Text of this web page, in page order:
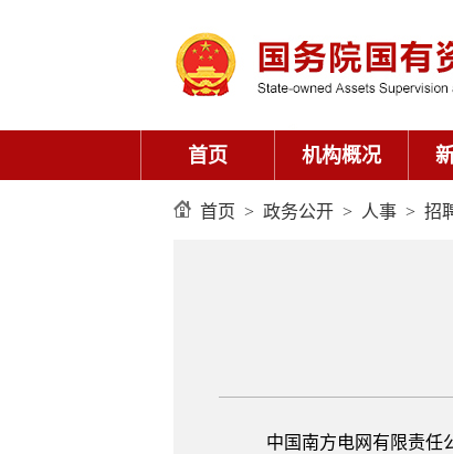
首页 机构概况
首页 > 政务公开 > 人事 > 招
中国南方电网有限责任